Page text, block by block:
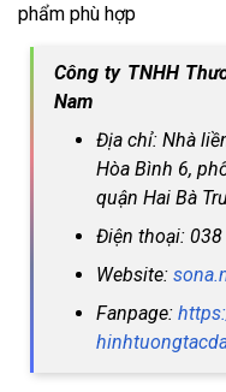
phẩm phù hợp
Công ty TNHH
Nam
Địa chỉ: Nhà
Hòa Bình 6,
quận Hai Bà
Điện thoại:
Website:
Fanpage: